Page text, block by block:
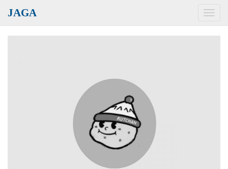
JAGA